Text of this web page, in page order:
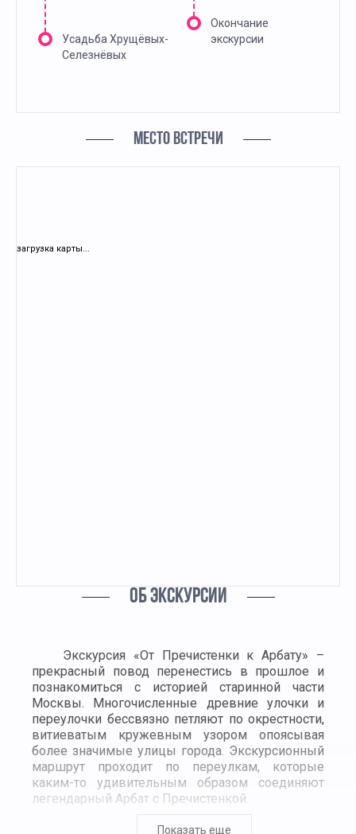
Усадьба Хрущёвых-
Селезнёвых
Окончание
экскурсии
МЕСТО ВСТРЕЧИ
загрузка карты...
ОБ ЭКСКУРСИИ
Экскурсия «От Пречистенки к Арбату» –
прекрасный повод перенестись в прошлое и
познакомиться с историей старинной части
Москвы. Многочисленные древние улочки и
переулочки бессвязно петляют по окрестности,
витиеватым кружевным узором опоясывая
более значимые улицы города. Экскурсионный
маршрут проходит по переулкам, которые
каким-то удивительным образом соединяют
легендарный Арбат с Пречистенкой.
Показать еще